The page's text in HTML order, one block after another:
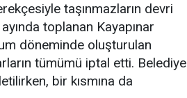
taşınmazların devri
toplanan Kayapınar
döneminde oluşturulan
tümümü iptal etti. Belediye
bir kısmına da